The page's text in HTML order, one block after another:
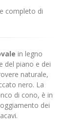
completo di
in legno
del piano e dei
naturale,
nero. La
di cono, è in
dei